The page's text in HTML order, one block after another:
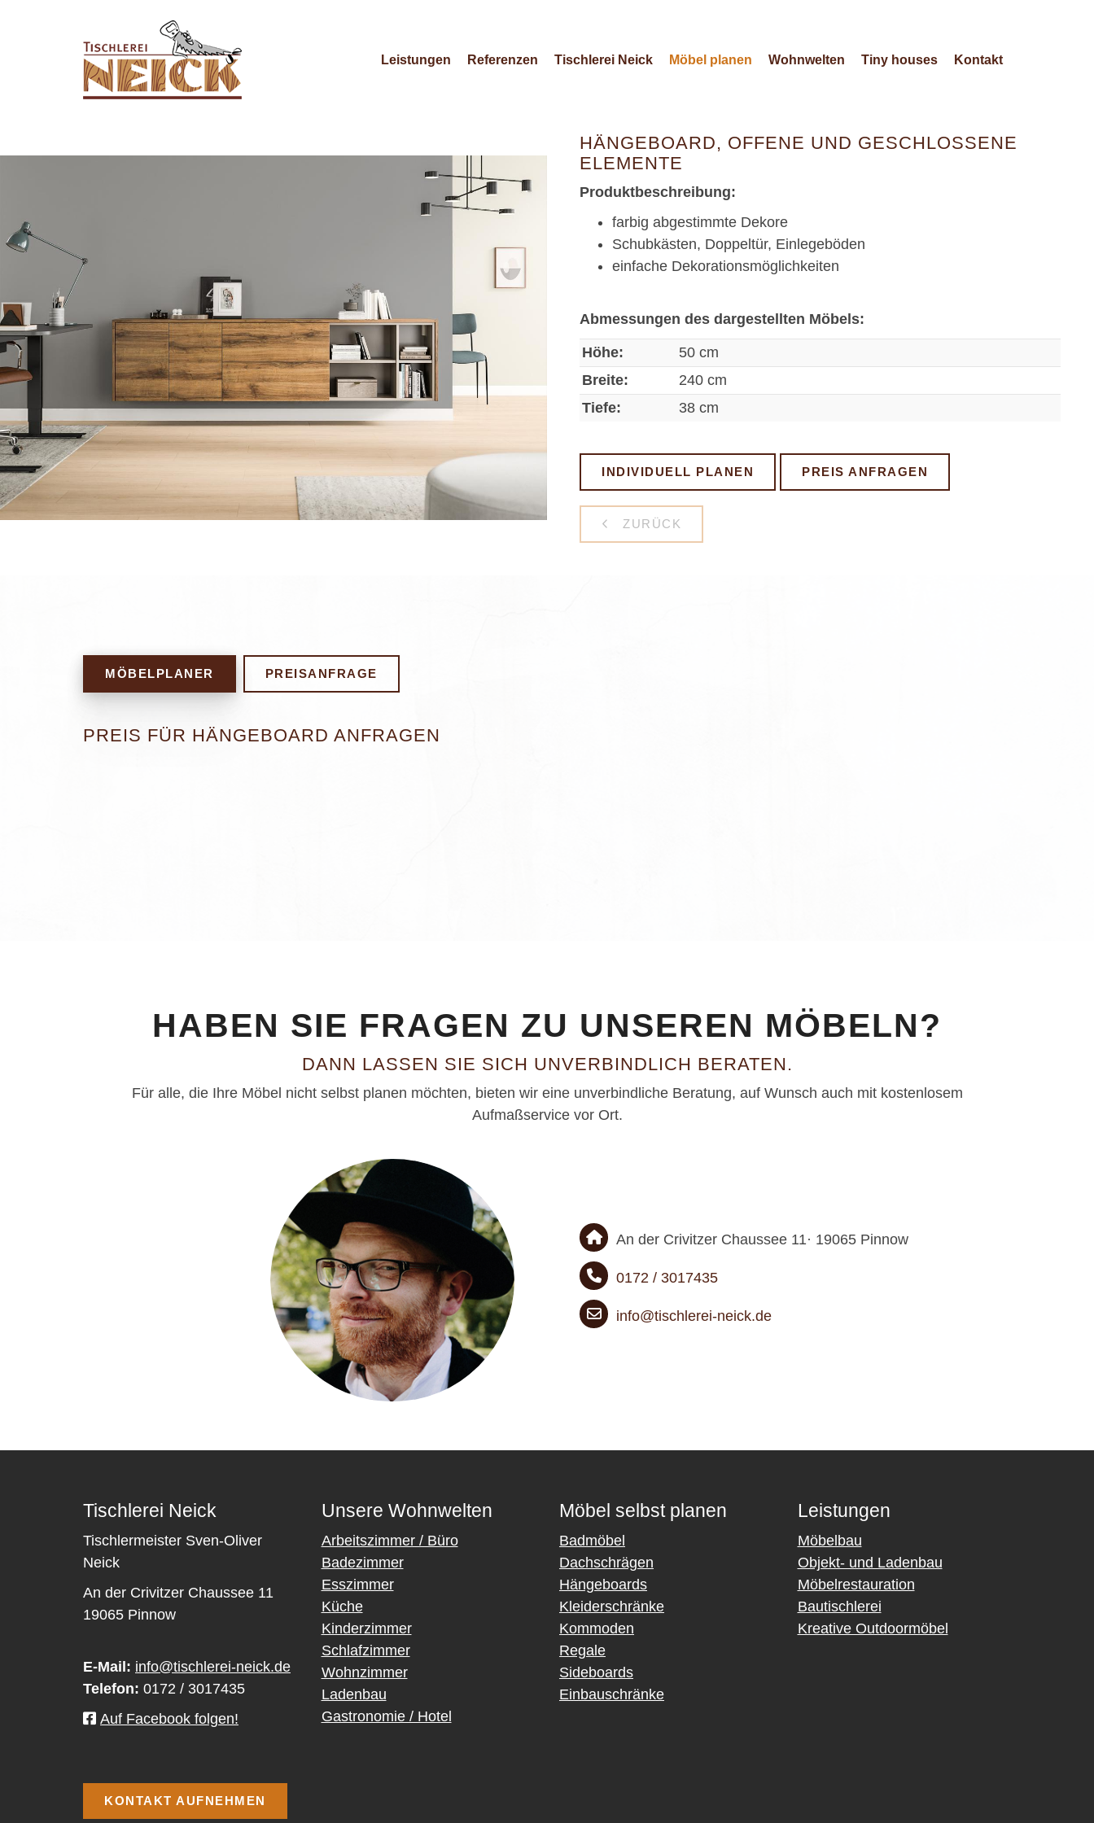
Leistungen Referenzen Tischlerei Neick Möbel planen Wohnwelten Tiny houses Kontakt
HÄNGEBOARD, OFFENE UND GESCHLOSSENE
ELEMENTE
Produktbeschreibung:
farbig abgestimmte Dekore
Schubkästen, Doppeltür, Einlegeböden
einfache Dekorationsmöglichkeiten
Abmessungen des dargestellten Möbels:
Höhe:
50 cm
Breite:
240 cm
Tiefe:
38 cm
INDIVIDUELL PLANEN PREIS ANFRAGEN
ZURÜCK
MÖBELPLANER PREISANFRAGE
PREIS FÜR HÄNGEBOARD ANFRAGEN
HABEN SIE FRAGEN ZU UNSEREN MÖBELN?
DANN LASSEN SIE SICH UNVERBINDLICH BERATEN.
Für alle, die Ihre Möbel nicht selbst planen möchten, bieten wir eine unverbindliche Beratung, auf Wunsch auch mit kostenlosem
Aufmaßservice vor Ort.
An der Crivitzer Chaussee 11· 19065 Pinnow
0172 / 3017435
info@tischlerei-neick.de
Tischlerei Neick
Tischlermeister Sven-Oliver
Neick
An der Crivitzer Chaussee 11
19065 Pinnow
E-Mail: info@tischlerei-neick.de
Telefon: 0172 / 3017435
Auf Facebook folgen!
KONTAKT AUFNEHMEN
Unsere Wohnwelten
Arbeitszimmer / Büro
Badezimmer
Esszimmer
Küche
Kinderzimmer
Schlafzimmer
Wohnzimmer
Ladenbau
Gastronomie / Hotel
Möbel selbst planen
Badmöbel
Dachschrägen
Hängeboards
Kleiderschränke
Kommoden
Regale
Sideboards
Einbauschränke
Leistungen
Möbelbau
Objekt- und Ladenbau
Möbelrestauration
Bautischlerei
Kreative Outdoormöbel